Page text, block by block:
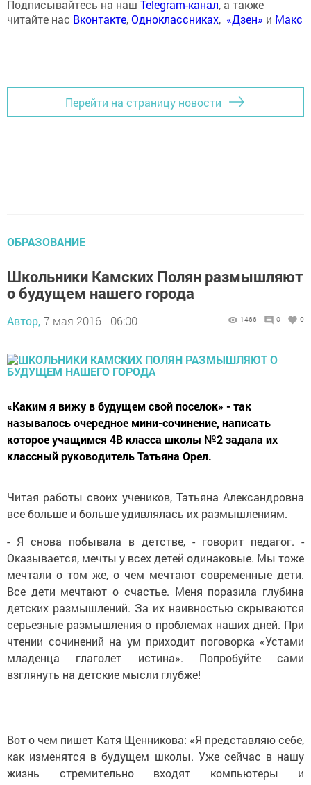
Подписывайтесь на наш Telegram-канал, а также
читайте нас Вконтакте,Одноклассниках, «Дзен» и Макс
Перейти на страницу новости
ОБРАЗОВАНИЕ
Школьники Камских Полян размышляют
о будущем нашего города
Автор, 7 мая 2016 - 06:00 1466 0 0
«Каким я вижу в будущем свой поселок» - так
называлось очередное мини-сочинение, написать
которое учащимся 4В класса школы №2 задала их
классный руководитель Татьяна Орел.
Читая работы своих учеников, Татьяна Александровна
все больше и больше удивлялась их размышлениям.
- Я снова побывала в детстве, - говорит педагог. -
Оказывается, мечты у всех детей одинаковые. Мы тоже
мечтали о том же, о чем мечтают современные дети.
Все дети мечтают о счастье. Меня поразила глубина
детских размышлений. За их наивностью скрываются
серьезные размышления о проблемах наших дней. При
чтении сочинений на ум приходит поговорка «Устами
младенца глаголет истина». Попробуйте сами
взглянуть на детские мысли глубже!
Вот о чем пишет Катя Щенникова: «Я представляю себе,
как изменятся в будущем школы. Уже сейчас в нашу
жизнь стремительно входят компьютеры и